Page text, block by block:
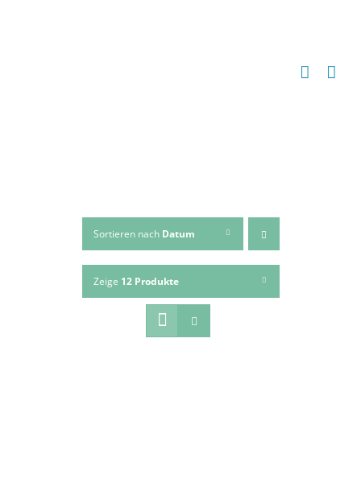
Sortieren nach Datum
Zeige 12 Produkte